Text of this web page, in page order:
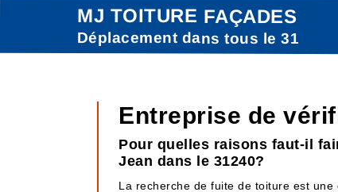
MJ TOITURE FAÇADES
Déplacement dans tous le 31
Entreprise de
Pour quelles raisons faut-il
Jean dans le 31240?
La recherche de fuite de toiture est